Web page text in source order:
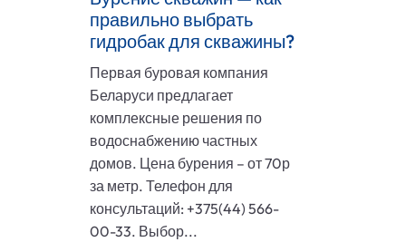
правильно выбрать
гидробак для скважины?
Первая буровая компания
Беларуси предлагает
комплексные решения по
водоснабжению частных
домов. Цена бурения – от 70р
за метр. Телефон для
консультаций: +375(44) 566-
00-33. Выбор...